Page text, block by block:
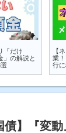
『だけ
」の解説と
【
業
行
債】『変